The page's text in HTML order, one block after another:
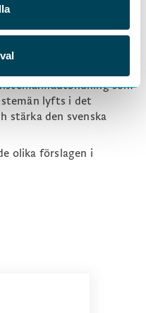
och ett
ett samlat grepp om
att frågor om till
som
lyfts i det
stärka den svenska
olika förslagen i